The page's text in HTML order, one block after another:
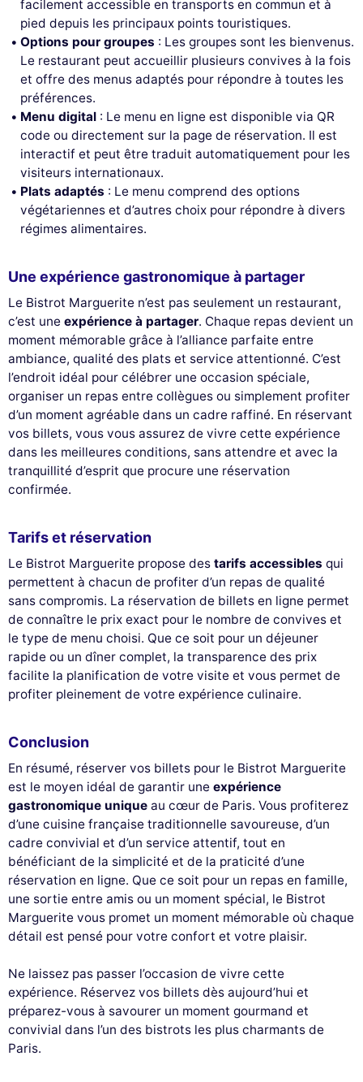
facilement accessible en transports en commun et à
pied depuis les principaux points touristiques.
Options pour groupes : Les groupes sont les bienvenus.
Le restaurant peut accueillir plusieurs convives à la fois
et offre des menus adaptés pour répondre à toutes les
préférences.
Menu digital : Le menu en ligne est disponible via QR
code ou directement sur la page de réservation. Il est
interactif et peut être traduit automatiquement pour les
visiteurs internationaux.
Plats adaptés : Le menu comprend des options
végétariennes et d’autres choix pour répondre à divers
régimes alimentaires.
Une expérience gastronomique à partager
Le Bistrot Marguerite n’est pas seulement un restaurant,
c’est une expérience à partager. Chaque repas devient un
moment mémorable grâce à l’alliance parfaite entre
ambiance, qualité des plats et service attentionné. C’est
l’endroit idéal pour célébrer une occasion spéciale,
organiser un repas entre collègues ou simplement profiter
d’un moment agréable dans un cadre raffiné. En réservant
vos billets, vous vous assurez de vivre cette expérience
dans les meilleures conditions, sans attendre et avec la
tranquillité d’esprit que procure une réservation
confirmée.
Tarifs et réservation
Le Bistrot Marguerite propose des tarifs accessibles qui
permettent à chacun de profiter d’un repas de qualité
sans compromis. La réservation de billets en ligne permet
de connaître le prix exact pour le nombre de convives et
le type de menu choisi. Que ce soit pour un déjeuner
rapide ou un dîner complet, la transparence des prix
facilite la planification de votre visite et vous permet de
profiter pleinement de votre expérience culinaire.
Conclusion
En résumé, réserver vos billets pour le Bistrot Marguerite
est le moyen idéal de garantir une expérience
gastronomique unique au cœur de Paris. Vous profiterez
d’une cuisine française traditionnelle savoureuse, d’un
cadre convivial et d’un service attentif, tout en
bénéficiant de la simplicité et de la praticité d’une
réservation en ligne. Que ce soit pour un repas en famille,
une sortie entre amis ou un moment spécial, le Bistrot
Marguerite vous promet un moment mémorable où chaque
détail est pensé pour votre confort et votre plaisir.
Ne laissez pas passer l’occasion de vivre cette
expérience. Réservez vos billets dès aujourd’hui et
préparez-vous à savourer un moment gourmand et
convivial dans l’un des bistrots les plus charmants de
Paris.